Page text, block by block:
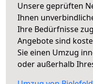
Unsere geprüften
Ihnen
Ihre Bedürfnisse
Angebote sind
Sie einen Umzug
oder außerhalb